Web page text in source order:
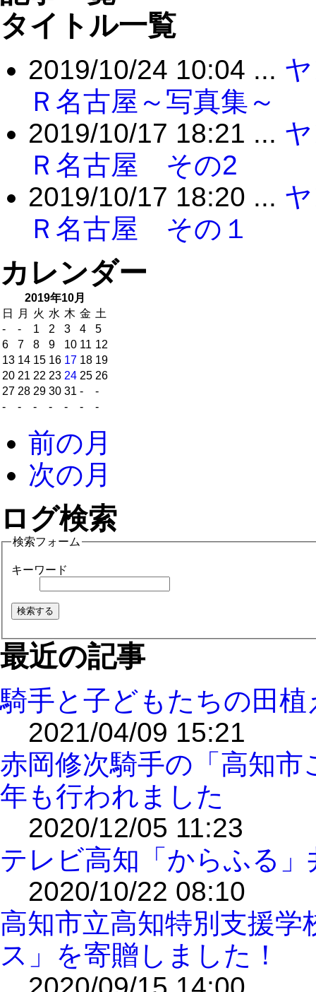
タイトル一覧
2019/10/24 10:04 ...
Ｒ名古屋～写真集～
2019/10/17 18:21 ...
Ｒ名古屋 その2
2019/10/17 18:20 ...
Ｒ名古屋 その１
カレンダー
2019年10月
日
月 火 水 木 金 土
-
- 1 2 3 4
5
6
7 8 9 10 11 12
13 14 15 16 17 18 19
20 21 22 23 24 25 26
27 28 29 30 31 -
-
-
- - - - - -
前の月
次の月
ログ検索
検索フォーム
キーワード
最近の記事
騎手と子どもたちの田植
2021/04/09 15:21
赤岡修次騎手の「高知
年も行われました
2020/12/05 11:23
テレビ高知「からふる
2020/10/22 08:10
高知市立高知特別支援
ス」を寄贈しました！